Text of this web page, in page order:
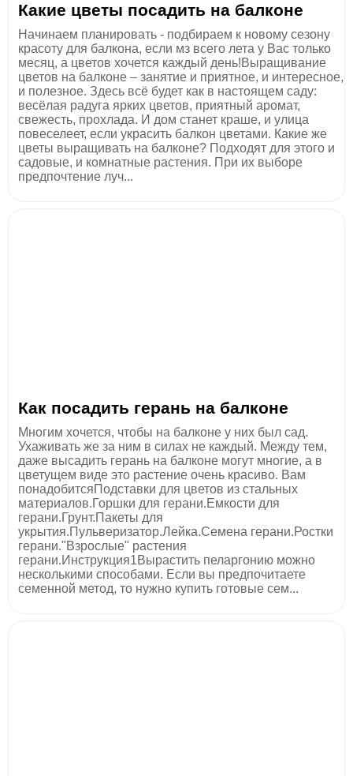
Какие цветы посадить на балконе
Начинаем планировать - подбираем к новому сезону
красоту для балкона, если мз всего лета у Вас только
месяц, а цветов хочется каждый день!Выращивание
цветов на балконе – занятие и приятное, и интересное,
и полезное. Здесь всё будет как в настоящем саду:
весёлая радуга ярких цветов, приятный аромат,
свежесть, прохлада. И дом станет краше, и улица
повеселеет, если украсить балкон цветами. Какие же
цветы выращивать на балконе? Подходят для этого и
садовые, и комнатные растения. При их выборе
предпочтение луч...
Как посадить герань на балконе
Многим хочется, чтобы на балконе у них был сад.
Ухаживать же за ним в силах не каждый. Между тем,
даже высадить герань на балконе могут многие, а в
цветущем виде это растение очень красиво. Вам
понадобитсяПодставки для цветов из стальных
материалов.Горшки для герани.Емкости для
герани.Грунт.Пакеты для
укрытия.Пульверизатор.Лейка.Семена герани.Ростки
герани."Взрослые" растения
герани.Инструкция1Вырастить пеларгонию можно
несколькими способами. Если вы предпочитаете
семенной метод, то нужно купить готовые сем...